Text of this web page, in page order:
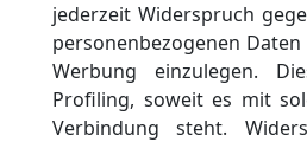
jederzeit Widerspruch
personenbezogenen
Werbung einzulegen.
Profiling, soweit es mit
Verbindung steht.